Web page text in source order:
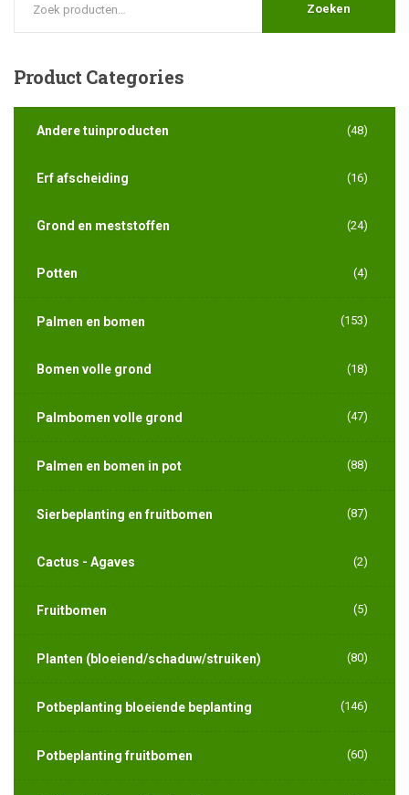
Zoeken
ProductCategories
Andere tuinproducten (48)
Erf afscheiding (16)
Grond en meststoffen (24)
Potten (4)
Palmen en bomen (153)
Bomen volle grond (18)
Palmbomen volle grond (47)
Palmen en bomen in pot (88)
Sierbeplanting en fruitbomen (87)
Cactus - Agaves (2)
Fruitbomen (5)
Planten (bloeiend/schaduw/struiken) (80)
Potbeplanting bloeiende beplanting (146)
Potbeplanting fruitbomen (60)